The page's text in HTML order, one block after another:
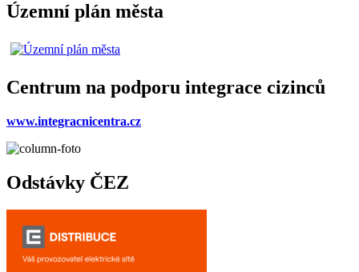
Územní plán města
Centrum na podporu integrace cizinců
www.integracnicentra.cz
Odstávky ČEZ